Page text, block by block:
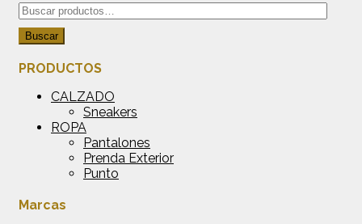
Buscar
por:
Buscar
PRODUCTOS
CALZADO
Sneakers
ROPA
Pantalones
Prenda Exterior
Punto
Marcas